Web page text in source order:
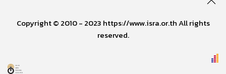
Copyright © 2010 - 2023 https://www.isra.or.th All rights
reserved.